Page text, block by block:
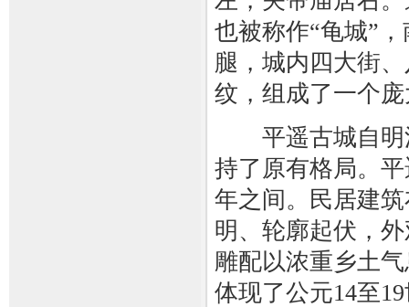
也被称作“龟城”
腿，城内四大街
纹，组成了一个
平遥古城自明
持了原有格局。
年之间。民居建
明、轮廓起伏，
雕配以浓重乡土
体现了公元14至